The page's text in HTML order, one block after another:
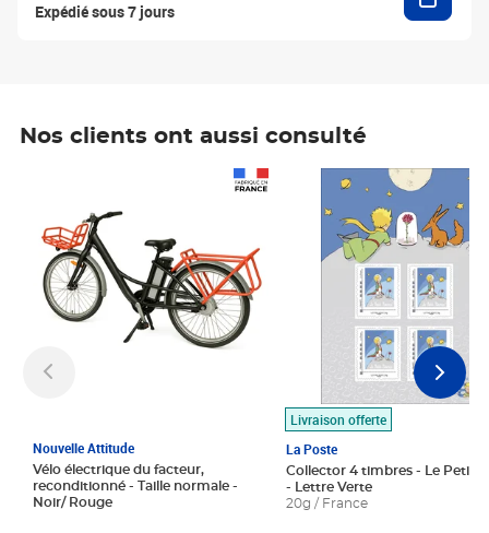
Expédié sous 7 jours
Nos clients ont aussi consulté
Nouvelle Attitude
Vélo électrique du facteur,
reconditionné - Taille normale -
Noir/ Rouge
Livraison offerte
La Poste
Collector 4 timbres - Le Petit
- Lettre Verte
20g / France
Prix 7,50€